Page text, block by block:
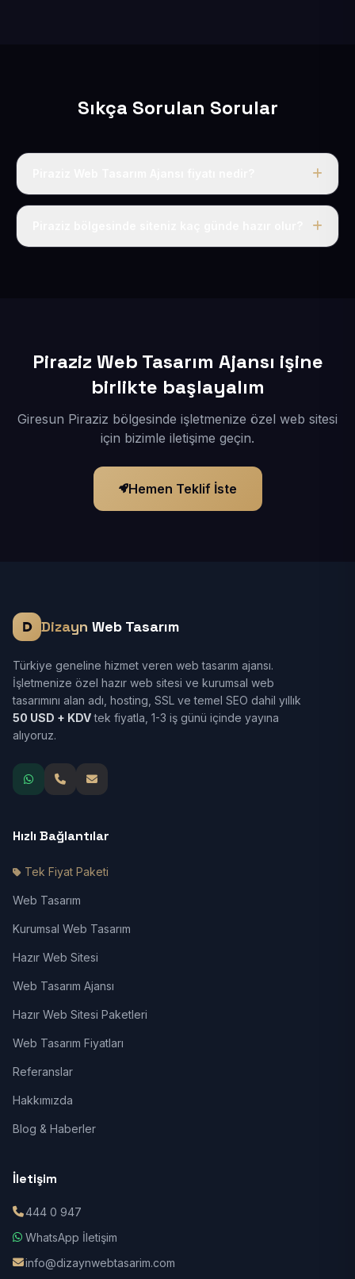
Sıkça Sorulan Sorular
Tek fiyat uygulanır: yıllık 50 USD + KDV. Bu bedele alan
Piraziz Web Tasarım Ajansı işine
birlikte başlayalım
Giresun Piraziz bölgesinde işletmenize özel web sitesi
için bizimle iletişime geçin.
Hemen Teklif İste
Dizayn Web Tasarım
Türkiye geneline hizmet veren web tasarım ajansı.
İşletmenize özel hazır web sitesi ve kurumsal web
tasarımını alan adı, hosting, SSL ve temel SEO dahil yıllık
50 USD + KDVtek fiyatla, 1-3 iş günü içinde yayına
alıyoruz.
Hızlı Bağlantılar
Tek Fiyat Paketi
Web Tasarım
Kurumsal Web Tasarım
Hazır Web Sitesi
Web Tasarım Ajansı
Hazır Web Sitesi Paketleri
Web Tasarım Fiyatları
Referanslar
Hakkımızda
Blog & Haberler
İletişim
444 0 947
WhatsApp İletişim
info@dizaynwebtasarim.com